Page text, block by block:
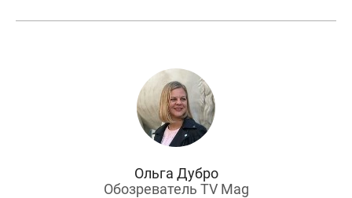
Ольга Дубро
Обозреватель TV Mag